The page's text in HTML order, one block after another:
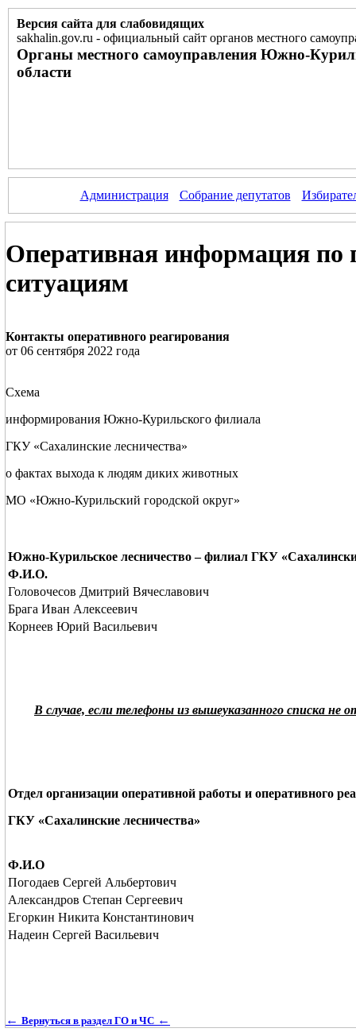
Версия сайта для слабовидящих
sakhalin.gov.ru - официальный сайт органов местного
Органы местного самоуправления Южно-
области
Администрация Собрание депутатов
Оперативная информация по
ситуациям
Контакты оперативного реагирования
от 06 сентября 2022 года
Схема
информирования Южно-Курильского филиала
ГКУ «Сахалинские лесничества»
о фактах выхода к людям диких животных
МО «Южно-Курильский городской округ»
Южно-Курильское лесничество – филиал ГКУ
Ф.И.О.
Головочесов Дмитрий Вячеславович
Брага Иван Алексеевич
Корнеев Юрий Васильевич
В случае, если телефоны из вышеуказанного списка
Отдел организации оперативной работы и оперативного
ГКУ «Сахалинские лесничества»
Ф.И.О
Погодаев Сергей Альбертович
Александров Степан Сергеевич
Егоркин Никита Константинович
Надеин Сергей Васильевич
← Вернуться в раздел ГО и ЧС ←